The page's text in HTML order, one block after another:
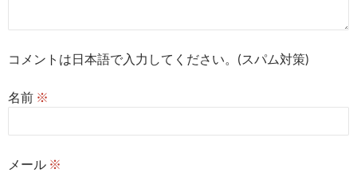
コメントは日本語で入力してください。(スパム対策)
名前 ※
メール ※